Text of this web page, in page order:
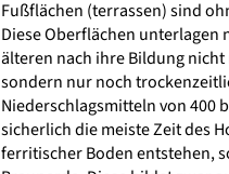
Fußflächen (terrassen) sind
Diese Oberflächen unterlagen
älteren nach ihre Bildung
sondern nur noch
Niederschlagsmitteln von 400
sicherlich die meiste Zeit des
ferritischer Boden entstehen,